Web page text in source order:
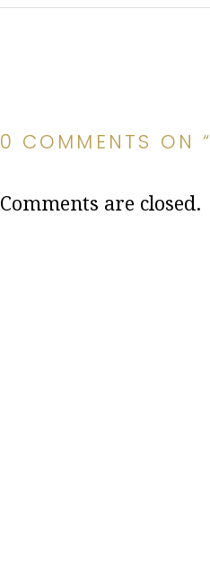
0 COMMENTS ON “
Comments are closed.